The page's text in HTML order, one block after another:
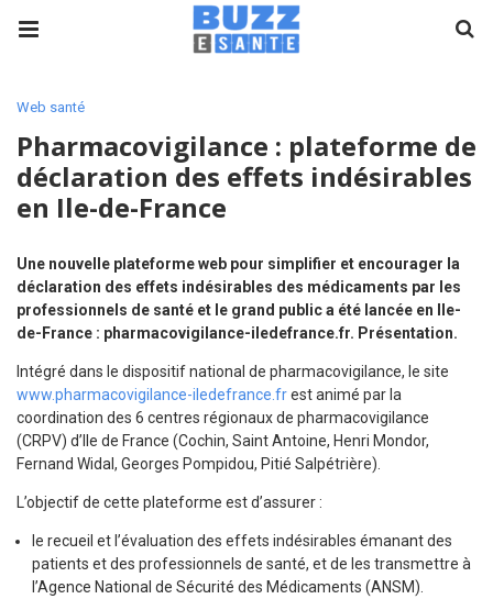
Web santé
Pharmacovigilance : plateforme de
déclaration des effets indésirables
en Ile-de-France
Une nouvelle plateforme web pour simplifier et encourager la
déclaration des effets indésirables des médicaments par les
professionnels de santé et le grand public a été lancée en Ile-
de-France : pharmacovigilance-iledefrance.fr. Présentation.
Intégré dans le dispositif national de pharmacovigilance, le site
www.pharmacovigilance-iledefrance.frest animé par la
coordination des 6 centres régionaux de pharmacovigilance
(CRPV) d’Ile de France (Cochin, Saint Antoine, Henri Mondor,
Fernand Widal, Georges Pompidou, Pitié Salpétrière).
L’objectif de cette plateforme est d’assurer :
le recueil et l’évaluation des effets indésirables émanant des
patients et des professionnels de santé, et de les transmettre à
l’Agence National de Sécurité des Médicaments (ANSM).